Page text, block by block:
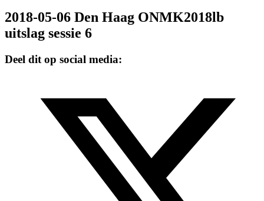
2018-05-06 Den Haag ONMK2018lb
uitslag sessie 6
Deel dit op social media: